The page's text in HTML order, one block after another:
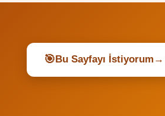
🎯 Bu Sayfayı İstiyorum →